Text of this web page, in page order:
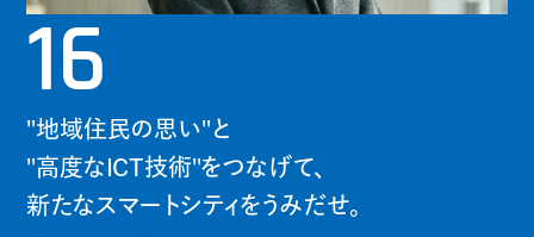
16
"地域住民の思い"と
"高度なICT技術"をつなげて、
新たなスマートシティをうみだせ。